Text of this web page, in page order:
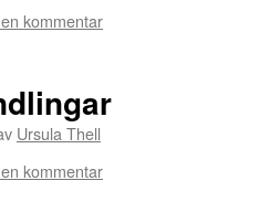
kommentar
Ursula Thell
kommentar